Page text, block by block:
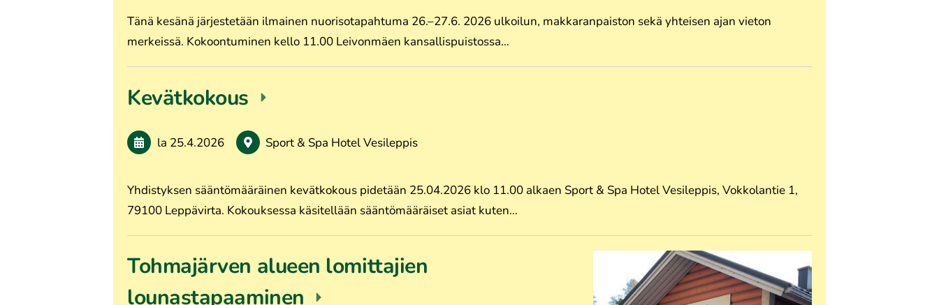
Tänä kesänä järjestetään ilmainen nuorisotapahtuma 26.–27.6. 2026 ulkoilun, makkaranpaiston sekä yhteisen ajan vieton
merkeissä. Kokoontuminen kello 11.00 Leivonmäen kansallispuistossa…
Kevätkokous
la 25.4.2026 Sport & Spa Hotel Vesileppis
Yhdistyksen sääntömääräinen kevätkokous pidetään 25.04.2026 klo 11.00 alkaen Sport & Spa Hotel Vesileppis, Vokkolantie 1,
79100 Leppävirta. Kokouksessa käsitellään sääntömääräiset asiat kuten…
Tohmajärven alueen lomittajien
lounastapaaminen